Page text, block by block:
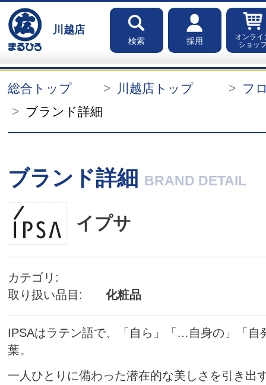
川越店
検索 採用
オンライ
ショッ
総合トップ 川越店トップ
フ
ブランド詳細
ブランド詳細 BRAND DETAIL
イプサ
カテゴリ
取り扱い品目
化粧品
IPSAはラテン語で、「自ら」「…自身の」「自
葉。
一人ひとりに備わった潜在的な美しさを引き出